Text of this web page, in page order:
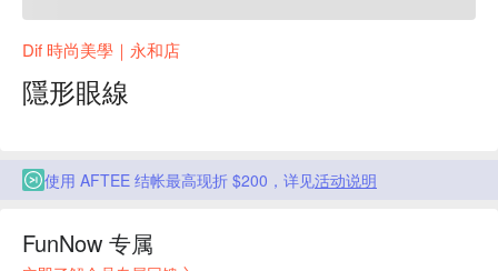
Dif 時尚美學｜永和店
隱形眼線
使用 AFTEE 结帐最高现折 $200，详见活动说明
FunNow 专属